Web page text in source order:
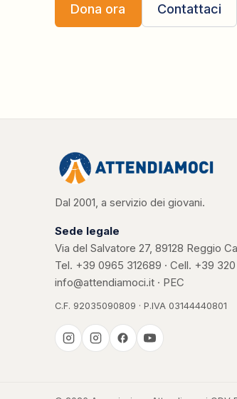
Dona ora Contattaci
Dal 2001, a servizio dei giovani.
Sede legale
Via del Salvatore 27, 89128 Reggio
Tel. +39 0965 312689 · Cell. +39
info@attendiamoci.it · PEC
C.F. 92035090809 · P.IVA 03144440801
Casa Kerigma